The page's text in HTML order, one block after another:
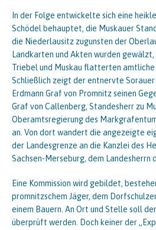
In der Folge entwickelte sich eine
Schödel behauptet, die Muskauer
die Niederlausitz zugunsten der
Landkarten und Akten wurden gewälzt,
Triebel und Muskau flatterten amtliche
Schließlich zeigt der entnervte Sorauer
Erdmann Graf von Promnitz seinen
Graf von Callenberg, Standesherr zu
Oberamtsregierung des
an. Von dort wandert die angezeigte
der Landesgrenze an die Kanzlei des
Sachsen-Merseburg, dem Landesherrn
Eine Kommission wird gebildet,
promnitzschem Jäger, dem
einem Bauern. An Ort und Stelle soll
überprüft werden. Doch keiner der